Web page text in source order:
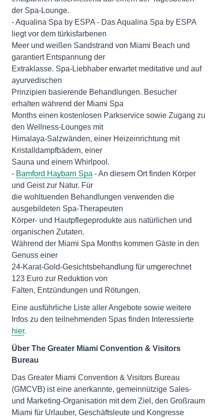
der Spa-Lounge.
- Aqualina Spa by ESPA - Das Aqualina Spa by ESPA
liegt vor dem türkisfarbenen
Meer und weißen Sandstrand von Miami Beach und
garantiert Entspannung der
Extraklasse. Spa-Liebhaber erwartet meditative und auf
ayurvedischen
Prinzipien basierende Behandlungen. Besucher
erhalten während der Miami Spa
Months einen kostenlosen Parkservice sowie Zugang zu
den Wellness-Lounges mit
Himalaya-Salzwänden, einer Heizeinrichtung mit
Kristalldampfbädern, einer
Sauna und einem Whirlpool.
- Bamford Haybarn Spa - An diesem Ort finden Körper
und Geist zur Natur. Für
die wohltuenden Behandlungen verwenden die
ausgebildeten Spa-Therapeuten
Körper- und Hautpflegeprodukte aus natürlichen und
organischen Zutaten.
Während der Miami Spa Months kommen Gäste in den
Genuss einer
24-Karat-Gold-Gesichtsbehandlung für umgerechnet
123 Euro zur Reduktion von
Falten, Entzündungen und Rötungen.
Eine ausführliche Liste aller Angebote sowie weitere
Infos zu den teilnehmenden Spas finden Interessierte
hier.
Über The Greater Miami Convention & Visitors
Bureau
Das Greater Miami Convention & Visitors Bureau
(GMCVB) ist eine anerkannte, gemeinnützige Sales-
und Marketing-Organisation mit dem Ziel, den Großraum
Miami für Urlauber, Geschäftsleute und Kongresse